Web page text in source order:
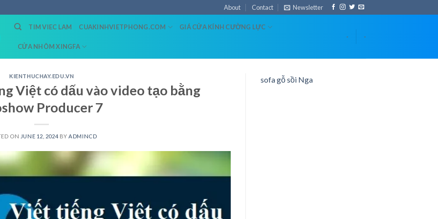
About Contact Newsletter
TIM VIEC LAM CUAKINHVIETPHONG.COM GIÁ CỬA KÍNH CƯỜNG LỰC
CỬA NHÔM XINGFA
- -
KIENTHUCHAY.EDU.VN
Việt có dấu vào video tạo bằng
Producer 7
ON JUNE 12, 2024 BY ADMINCD
sofa gỗ sồi Nga